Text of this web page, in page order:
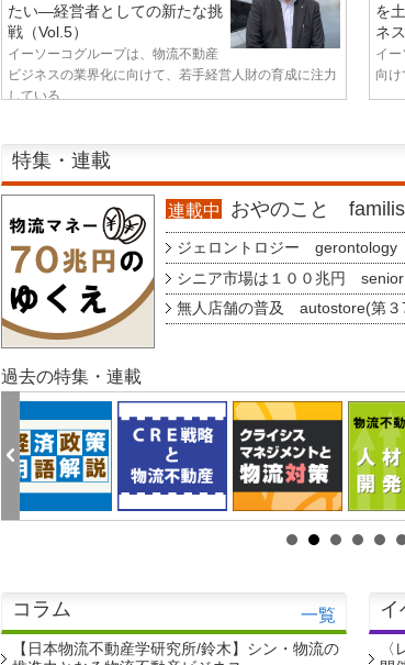
たい—経営者としての新たな挑
戦（Vol.5）
イーソーコグループは、物流不動産
ビジネスの業界化に向けて、若手経営人財の育成に注力
している...
を
ネ
イ
向け
特集・連載
連載中 おやのこと
ジェロントロジー gerontology
シニア市場は１００兆円 senior
無人店舗の普及 autostore(第３
過去の特集・連載
コラム 一覧
【日本物流不動産学研究所/鈴木】シン・物流の